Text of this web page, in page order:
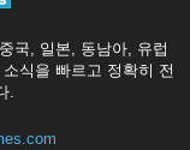
국, 일본, 동남아, 유럽
식을 빠르고 정확히 전
.